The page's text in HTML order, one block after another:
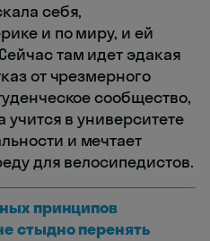
себя,
и по миру, и ей
там идет эдакая
от чрезмерного
сообщество,
в университете
и мечтает
для велосипедистов.
принципов
стыдно перенять